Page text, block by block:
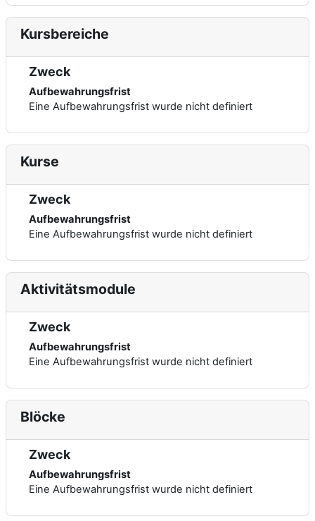
Kursbereiche
Zweck
Aufbewahrungsfrist
Eine Aufbewahrungsfrist wurde nicht definiert
Kurse
Zweck
Aufbewahrungsfrist
Eine Aufbewahrungsfrist wurde nicht definiert
Aktivitätsmodule
Zweck
Aufbewahrungsfrist
Eine Aufbewahrungsfrist wurde nicht definiert
Blöcke
Zweck
Aufbewahrungsfrist
Eine Aufbewahrungsfrist wurde nicht definiert